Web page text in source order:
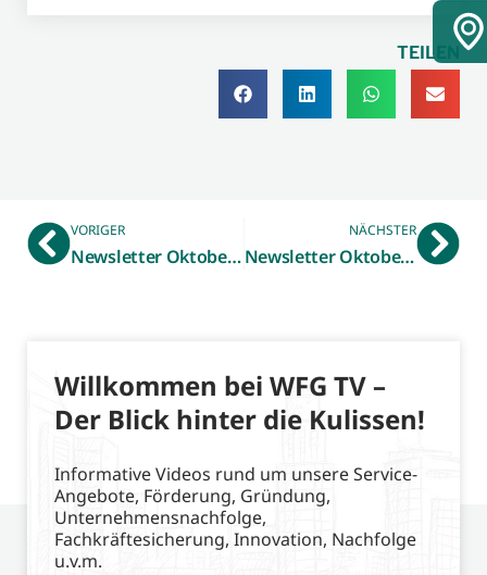
TEILEN
VORIGER
Newsletter Oktober 2023 – Smart Solution Labs
NÄCHSTER
Newsletter Oktober 2023 – Made in Westmünsterland
Willkommen bei WFG TV –
Der Blick hinter die Kulissen!
Informative Videos rund um unsere Service-
Angebote, Förderung, Gründung,
Unternehmensnachfolge,
Fachkräftesicherung, Innovation, Nachfolge
u.v.m.